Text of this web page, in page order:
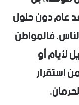
عام دون حلول
فالمواطن
لأيام أو
استقرار